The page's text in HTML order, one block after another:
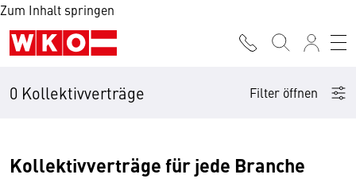
Zum Inhalt springen
0 Kollektivverträge Filter öffnen
Kollektivverträge für jede Branche